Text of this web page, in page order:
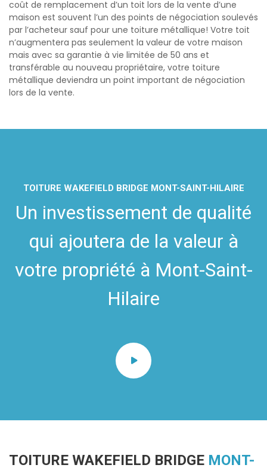
coût de remplacement d’un toit lors de la vente d’une
maison est souvent l’un des points de négociation soulevés
par l’acheteur sauf pour une toiture métallique! Votre toit
n’augmentera pas seulement la valeur de votre maison
mais avec sa garantie à vie limitée de 50 ans et
transférable au nouveau propriétaire, votre toiture
métallique deviendra un point important de négociation
lors de la vente.
TOITURE WAKEFIELD BRIDGE MONT-SAINT-HILAIRE
Un investissement de qualité
qui ajoutera de la valeur à
votre propriété à Mont-Saint-
Hilaire
TOITURE WAKEFIELD BRIDGE MONT-